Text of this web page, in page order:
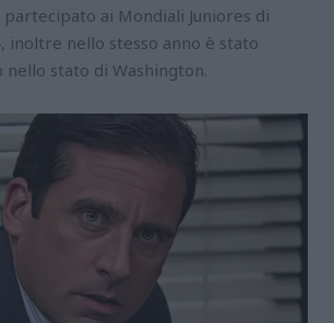
partecipato ai Mondiali Juniores di
inoltre nello stesso anno è stato
stato di Washington.